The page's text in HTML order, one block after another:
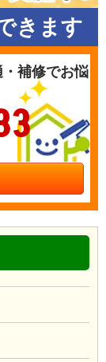
きます
補修でお悩